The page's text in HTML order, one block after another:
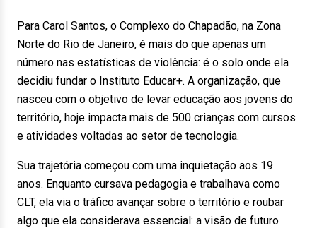
Para Carol Santos, o Complexo do Chapadão, na Zona
Norte do Rio de Janeiro, é mais do que apenas um
número nas estatísticas de violência: é o solo onde ela
decidiu fundar o Instituto Educar+. A organização, que
nasceu com o objetivo de levar educação aos jovens do
território, hoje impacta mais de 500 crianças com cursos
e atividades voltadas ao setor de tecnologia.
Sua trajetória começou com uma inquietação aos 19
anos. Enquanto cursava pedagogia e trabalhava como
CLT, ela via o tráfico avançar sobre o território e roubar
algo que ela considerava essencial: a visão de futuro